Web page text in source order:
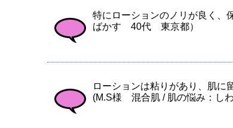
特にローションのノリが良く、
ばかす 40代 東京都）
ローションは粘りがあり、肌に
(M.S様 混合肌 / 肌の悩み：し